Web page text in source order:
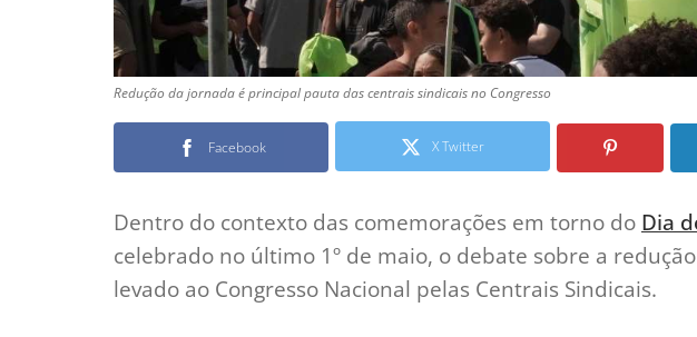
Redução da jornada é principal pauta das centrais sindicais no Congresso
Facebook X Twitter
Dentro do contexto das comemorações em torno do Dia
celebrado no último 1º de maio, o debate sobre a
levado ao Congresso Nacional pelas Centrais Sindicais.